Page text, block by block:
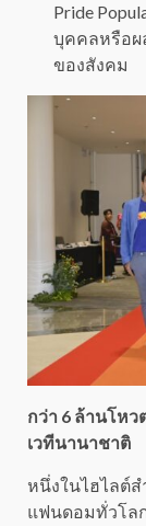
Pride
บุคคลหรือผ
ของสังคม
กว่า 6 ล้านโห
เวทีนานาชาติ
หนึ่งในไฮไลต์
แฟนดอมทั่วโล